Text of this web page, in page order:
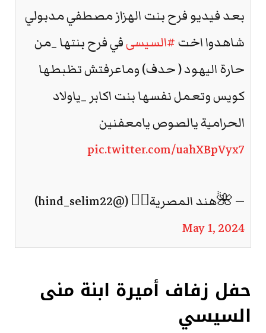
بعد فيديو فرح بنت الهزاز مصطفي مدبولي
شاهدوا اخت#السيسىفي فرح بنتها _من
حارة اليهود ( حدف) وماعرفتش تظبطها
كويس وتعمل نفسها بنت اكابر _ياولاد
الحرامية يالصوص يامعفنين
pic.twitter.com/uahXBpVyx7
— 🌺هند المصرية🧎‍♀️ (@hind_selim22)
May 1, 2024
حفل زفاف أميرة ابنة منى
السيسي